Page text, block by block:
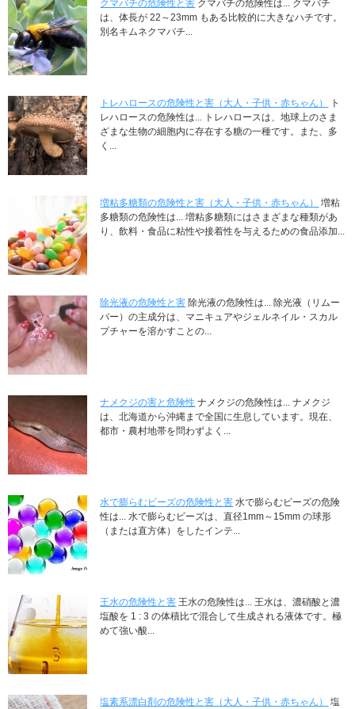
クマバチの危険性と害 クマバチの危険性は... クマバチ
は、体長が 22～23mm もある比較的に大きなハチです。
別名キムネクマバチ...
トレハロースの危険性と害（大人・子供・赤ちゃん）
ト
レハロースの危険性は... トレハロースは、地球上のさま
ざまな生物の細胞内に存在する糖の一種です。また、多
く...
増粘多糖類の危険性と害（大人・子供・赤ちゃん）
増粘
多糖類の危険性は... 増粘多糖類にはさまざまな種類があ
り、飲料・食品に粘性や接着性を与えるための食品添加...
除光液の危険性と害 除光液の危険性は... 除光液（リムー
バー）の主成分は、マニキュアやジェルネイル・スカル
プチャーを溶かすことの...
ナメクジの害と危険性 ナメクジの危険性は... ナメクジ
は、北海道から沖縄まで全国に生息しています。現在、
都市・農村地帯を問わずよく...
水で膨らむビーズの危険性と害 水で膨らむビーズの危険
性は... 水で膨らむビーズは、直径1mm～15mm の球形
（または直方体）をしたインテ...
王水の危険性と害 王水の危険性は... 王水は、濃硝酸と濃
塩酸を 1 : 3 の体積比で混合して生成される液体です。極
めて強い酸...
塩素系漂白剤の危険性と害（大人・子供・赤ちゃん）
塩